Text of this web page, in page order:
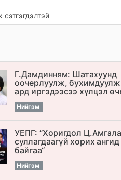
Г.Дамдинням: Шатахуунд
оочерлуулж, бухимдуулж
ард иргэдээсээ хүлцэл
Нийгэм
УЕПГ: “Хоригдол
cуллагдаагүй хорих
байгаа“
Нийгэм